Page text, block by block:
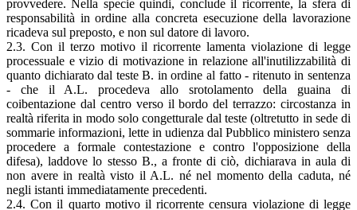
provvedere. Nella specie quindi, conclude il ricorrente, la sfera di
responsabilità in ordine alla concreta esecuzione della lavorazione
ricadeva sul preposto, e non sul datore di lavoro.
2.3. Con il terzo motivo il ricorrente lamenta violazione di legge
processuale e vizio di motivazione in relazione all'inutilizzabilità di
quanto dichiarato dal teste B. in ordine al fatto - ritenuto in sentenza
- che il A.L. procedeva allo srotolamento della guaina di
coibentazione dal centro verso il bordo del terrazzo: circostanza in
realtà riferita in modo solo congetturale dal teste (oltretutto in sede di
sommarie informazioni, lette in udienza dal Pubblico ministero senza
procedere a formale contestazione e contro l'opposizione della
difesa), laddove lo stesso B., a fronte di ciò, dichiarava in aula di
non avere in realtà visto il A.L. né nel momento della caduta, né
negli istanti immediatamente precedenti.
2.4. Con il quarto motivo il ricorrente censura violazione di legge